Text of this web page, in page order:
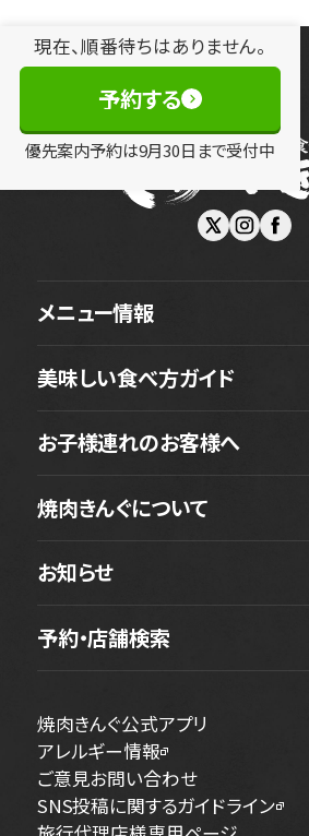
現在、順番待ちはありません。
予約する
優先案内予約は9月30日 まで受付中
メニュー情報
美味しい食べ方ガイド
お子様連れのお客様へ
焼肉きんぐについて
お知らせ
予約・店舗検索
焼肉きんぐ公式アプリ
アレルギー情報
ご意見お問い合わせ
SNS投稿に関するガイドライン